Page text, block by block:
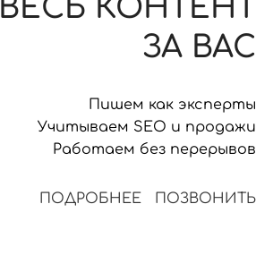
ВЕСЬ КОНТЕНТ
ЗА ВАС
Пишем как эксперты
Учитываем SEO и продажи
Работаем без перерывов
ПОДРОБНЕЕ ПОЗВОНИТЬ